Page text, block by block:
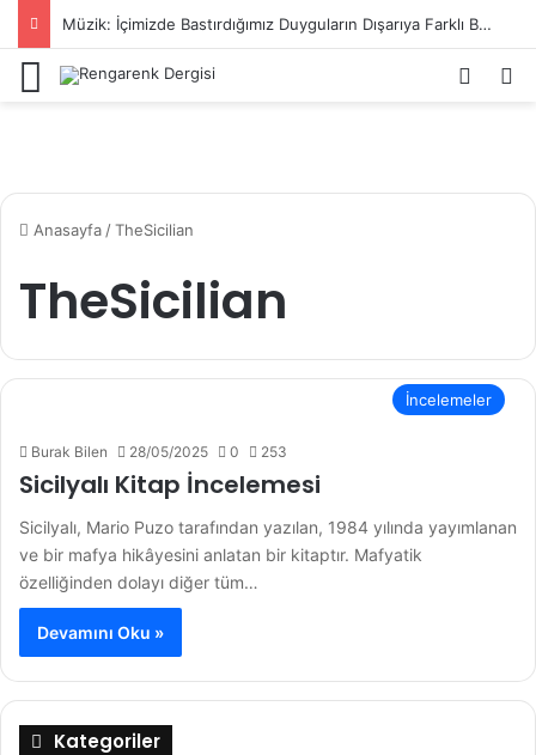
Müzik: İçimizde Bastırdığımız Duyguların Dışarıya Farklı Bir Yansıması Mıdır?
Menü Kayıt
Anasayfa /TheSicilian
TheSicilian
İncelemeler
Burak Bilen 28/05/2025 0 253
Sicilyalı Kitap İncelemesi
Sicilyalı, Mario Puzo tarafından yazılan, 1984 yılında yayımlanan
ve bir mafya hikâyesini anlatan bir kitaptır. Mafyatik
özelliğinden dolayı diğer tüm…
Devamını Oku »
Kategoriler